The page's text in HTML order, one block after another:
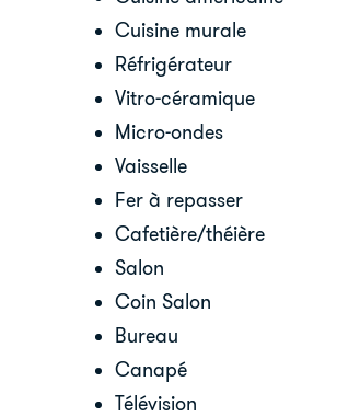
Cuisine murale
Réfrigérateur
Vitro-céramique
Micro-ondes
Vaisselle
Fer à repasser
Cafetière/théière
Salon
Coin Salon
Bureau
Canapé
Télévision